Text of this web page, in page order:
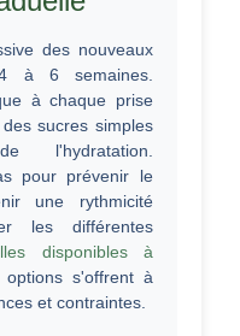
des nouveaux
à 6 semaines.
à chaque prise
sucres simples
l'hydratation.
pour prévenir le
une rythmicité
les différentes
disponibles à
options s'offrent à
et contraintes.